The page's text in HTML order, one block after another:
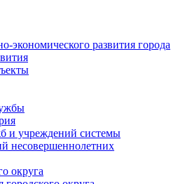
экономического развития города
и учреждений системы
несовершеннолетних
округа